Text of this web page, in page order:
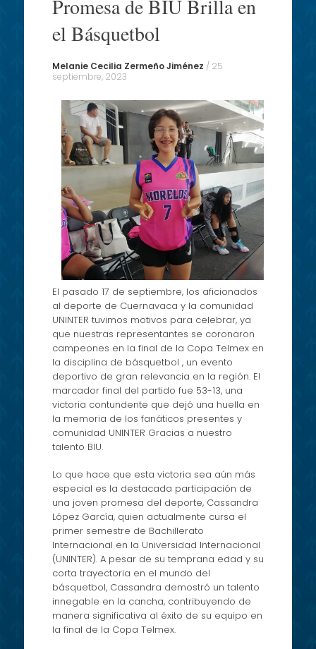
contentPromesa de BIU Brilla en
el Básquetbol
Melanie Cecilia Zermeño Jiménez / 25
septiembre, 2023
El pasado 17 de septiembre, los aficionados
al deporte de Cuernavaca y la comunidad
UNINTER tuvimos motivos para celebrar, ya
que nuestras representantes se coronaron
campeones en la final de la Copa Telmex en
la disciplina de básquetbol , un evento
deportivo de gran relevancia en la región. El
marcador final del partido fue 53-13, una
victoria contundente que dejó una huella en
la memoria de los fanáticos presentes y
comunidad UNINTER Gracias a nuestro
talento BIU.
Lo que hace que esta victoria sea aún más
especial es la destacada participación de
una joven promesa del deporte, Cassandra
López García, quien actualmente cursa el
primer semestre de Bachillerato
Internacional en la Universidad Internacional
(UNINTER). A pesar de su temprana edad y su
corta trayectoria en el mundo del
básquetbol, Cassandra demostró un talento
innegable en la cancha, contribuyendo de
manera significativa al éxito de su equipo en
la final de la Copa Telmex.